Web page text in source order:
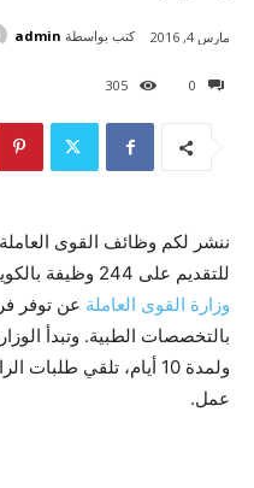
0
305
مارس 4, 2016 كتب بواسطة admin
للتقديم على 244 وظيفة بالكويت بمرتبات ضخمة ، حيث أعلنت
وزارة القوى العاملة عن توفر
بالتخصصات الطبية. وتبدأ
عمل.